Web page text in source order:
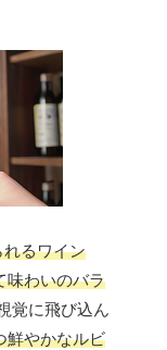
るワイン
味わいのバラ
覚に飛び込ん
鮮やかなルビ